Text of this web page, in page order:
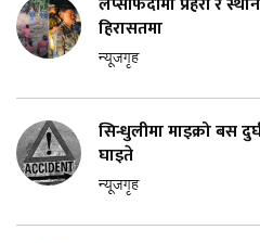
हिरासतमा
न्यूजगृह
सिन्धुलीमा माइक्रो बस
घाइते
न्यूजगृह